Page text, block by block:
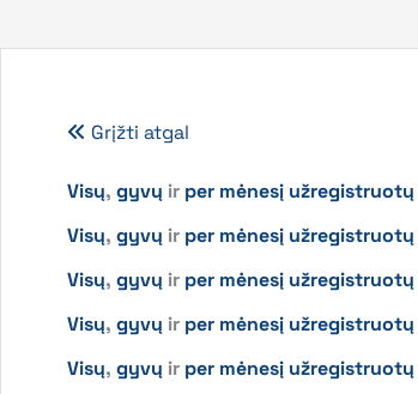
Grįžti atgal
Visų, gyvų ir per mėnesį užregistruotų
Visų, gyvų ir per mėnesį užregistruotų
Visų, gyvų ir per mėnesį užregistruotų
Visų, gyvų ir per mėnesį užregistruotų
Visų, gyvų ir per mėnesį užregistruotų